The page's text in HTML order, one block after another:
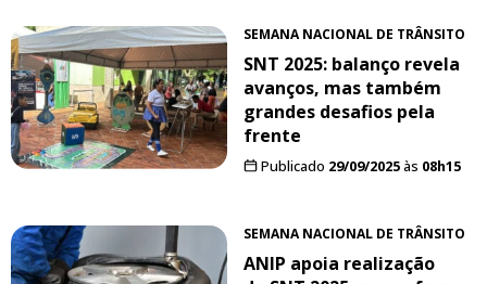
SEMANA NACIONAL DE TRÂNSITO
SNT 2025: balanço revela
avanços, mas também
grandes desafios pela
frente
Publicado 29/09/2025às 08h15
SEMANA NACIONAL DE TRÂNSITO
ANIP apoia realização